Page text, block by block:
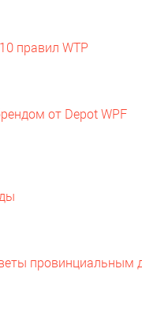
правил WTP
от Depot WPF
провинциальным